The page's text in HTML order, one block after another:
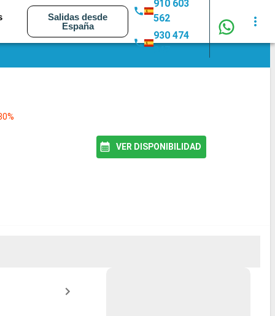
Salidas desde
España
910 603
562
930 474
VER DISPONIBILIDAD